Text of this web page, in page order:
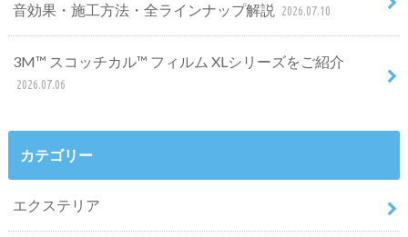
音効果・施工方法・全ラインナップ解説
2026.07.10
3M™ スコッチカル™ フィルム XLシリーズをご紹介
2026.07.06
カテゴリー
エクステリア